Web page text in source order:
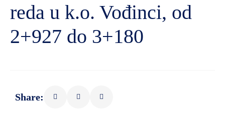
reda u k.o. Vođinci, od
2+927 do 3+180
Share: